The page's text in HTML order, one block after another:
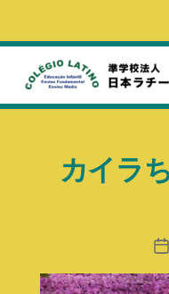
ラ
ノ
学
カイラ
投